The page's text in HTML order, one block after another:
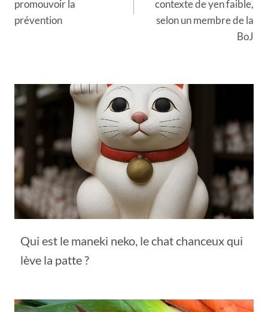
promouvoir la
prévention
contexte de yen faible,
selon un membre de la
BoJ
Qui est le maneki neko, le chat chanceux qui
lève la patte ?